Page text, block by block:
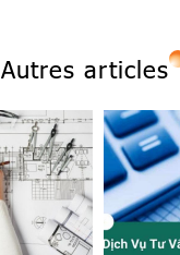
Autres articles